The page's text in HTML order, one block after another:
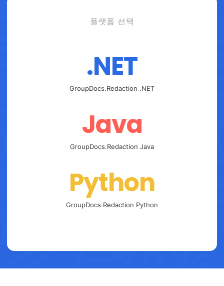
플랫폼 선택
.NET
GroupDocs.Redaction .NET
Java
GroupDocs.Redaction Java
Python
GroupDocs.Redaction Python